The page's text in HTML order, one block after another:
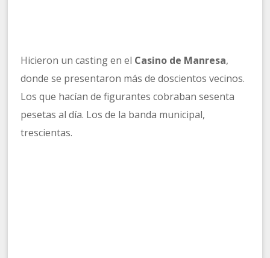
Hicieron un casting en el Casino de Manresa,
donde se presentaron más de doscientos vecinos.
Los que hacían de figurantes cobraban sesenta
pesetas al día. Los de la banda municipal,
trescientas.